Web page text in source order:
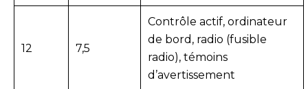
12 7,5
Contrôle actif, ordinateur
de bord, radio (fusible
radio), témoins
d’avertissement